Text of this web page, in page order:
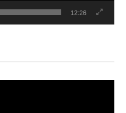
12:26